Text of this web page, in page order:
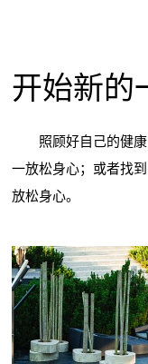
开始新的
照顾好自己的健康
一放松身心；或者找
放松身心。